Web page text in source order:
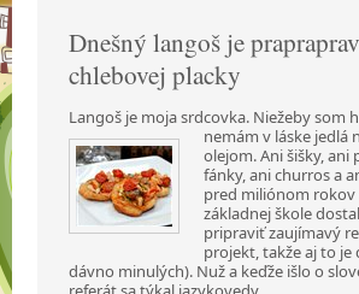
Dnešný langoš je
chlebovej placky
Langoš je moja srdcovka. Niežeby som
nemám v láske jedlá
olejom. Ani šišky, ani
fánky, ani churros a
pred miliónom rokov
základnej škole
pripraviť zaujímavý
projekt, takže aj to
dávno minulých). Nuž a keďže išlo o